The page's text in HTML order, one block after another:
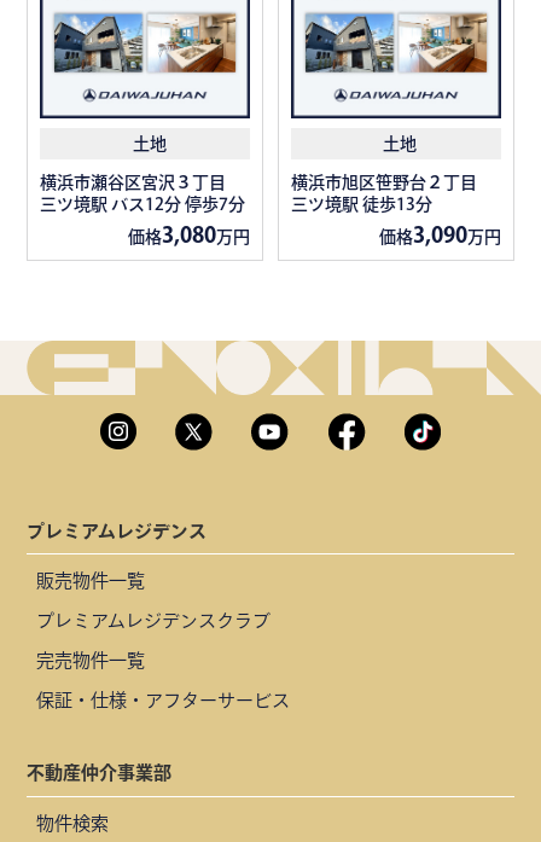
土地
横浜市瀬谷区宮沢３丁目
三ツ境駅 バス12分 停歩7分
価格3,080万円
土地
横浜市旭区笹野台２丁目
三ツ境駅 徒歩13分
価格3,090万円
プレミアムレジデンス
販売物件一覧
プレミアムレジデンスクラブ
完売物件一覧
保証・仕様・アフターサービス
不動産仲介事業部
物件検索